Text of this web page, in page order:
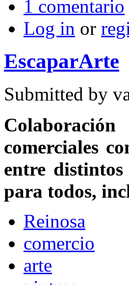
1 comentario
Log in or
EscaparArte
Submitted by
comerciales
entre
para todos,
Reinosa
comercio
arte